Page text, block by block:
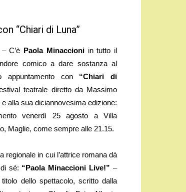
“Chiari di Luna”
C’è Paola Minaccioniin tutto il
comico a dare sostanza al
appuntamento con “Chiari di
teatrale diretto da Massimo
alla sua diciannovesima edizione:
venerdì 25 agosto a Villa
Maglie, come sempre alle 21.15.
regionale in cui l’attrice romana dà
sé: “Paola Minaccioni Live!” –
dello spettacolo, scritto dalla